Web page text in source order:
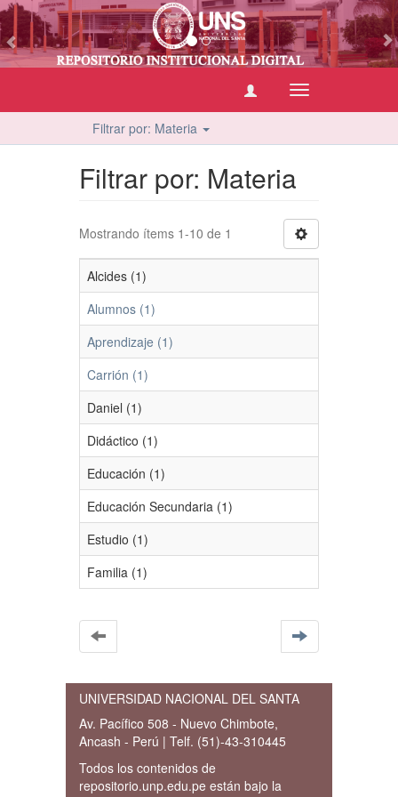
Cambiar
navegación
Filtrar por: Materia
Filtrar por: Materia
Mostrando ítems 1-10 de 1
Alcides (1)
Alumnos (1)
Aprendizaje (1)
Carrión (1)
Daniel (1)
Didáctico (1)
Educación (1)
Educación Secundaria (1)
Estudio (1)
Familia (1)
UNIVERSIDAD NACIONAL DEL SANTA
Av. Pacífico 508 - Nuevo Chimbote,
Ancash - Perú | Telf. (51)-43-310445
Todos los contenidos de
repositorio.unp.edu.pe están bajo la